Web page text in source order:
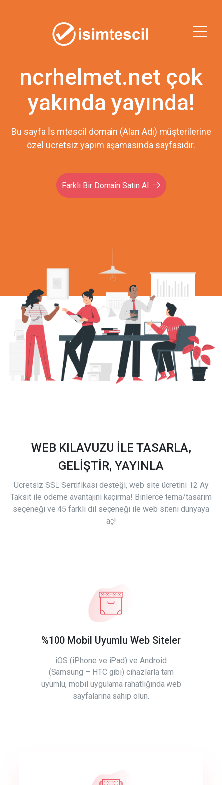
ncrhelmet.net çok
yakında yayında!
Bu sayfa İsimtescil domain (Alan Adı) müşterilerine
özel ücretsiz yapım aşamasında sayfasıdır.
Farklı Bir Domain Satın Al
WEB KILAVUZU İLE TASARLA,
GELİŞTİR, YAYINLA
Ücretsiz SSL Sertifikası desteği, web site ücretini 12 Ay
Taksit ile ödeme avantajını kaçırma! Binlerce tema/tasarım
seçeneği ve 45 farklı dil seçeneği ile web siteni dünyaya
aç!
%100 Mobil Uyumlu Web Siteler
iOS (iPhone ve iPad) ve Android
(Samsung – HTC gibi) cihazlarla tam
uyumlu, mobil uygulama rahatlığında web
sayfalarına sahip olun.